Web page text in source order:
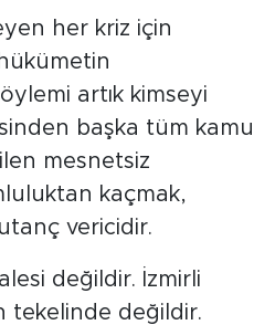
her kriz için
artık kimseyi
başka tüm kamu
mesnetsiz
kaçmak,
vericidir.
değildir. İzmirli
tekelinde değildir.